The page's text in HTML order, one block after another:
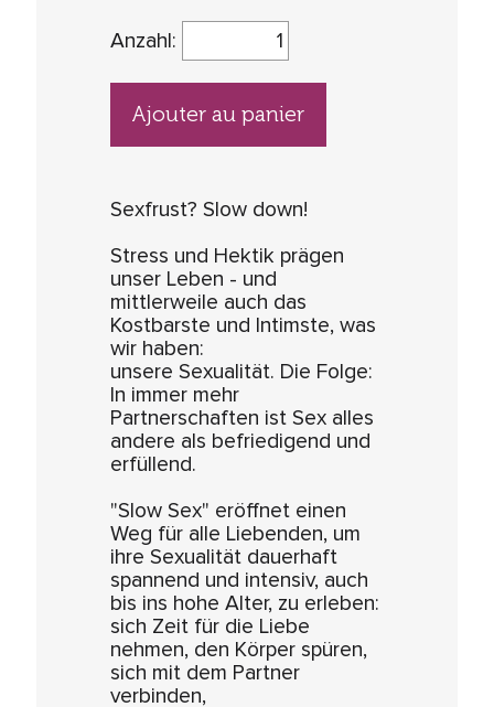
Anzahl:
Ajouter au panier
Sexfrust? Slow down!
Stress und Hektik prägen
unser Leben - und
mittlerweile auch das
Kostbarste und Intimste, was
wir haben:
unsere Sexualität. Die Folge:
In immer mehr
Partnerschaften ist Sex alles
andere als befriedigend und
erfüllend.
"Slow Sex" eröffnet einen
Weg für alle Liebenden, um
ihre Sexualität dauerhaft
spannend und intensiv, auch
bis ins hohe Alter, zu erleben:
sich Zeit für die Liebe
nehmen, den Körper spüren,
sich mit dem Partner
verbinden,